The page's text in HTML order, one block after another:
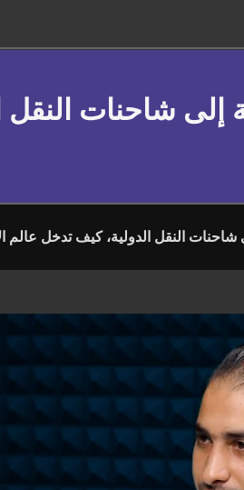
شاحنات النقل
النقل الدولية، كيف تدخل عالم